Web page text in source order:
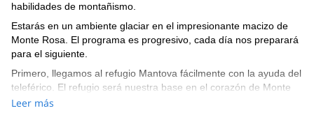
habilidades de montañismo.
Estarás en un ambiente glaciar en el impresionante macizo de
Monte Rosa. El programa es progresivo, cada día nos preparará
para el siguiente.
Primero, llegamos al refugio Mantova fácilmente con la ayuda del
teleférico. El refugio será nuestra base en el corazón de Monte
Rosa. Durante estos 3 días de montañismo, cubriremos lo básico
Leer más